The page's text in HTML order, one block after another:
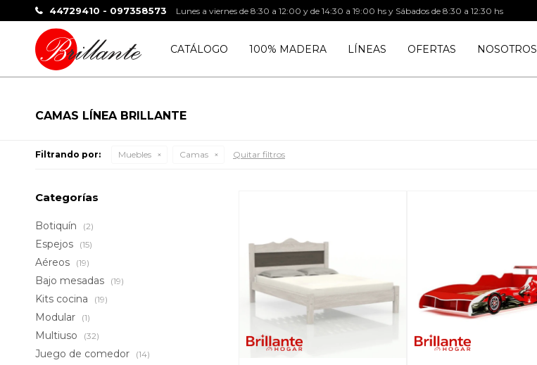
CATÁLOGO 100% MADERA LÍNEAS OFERTAS NOSOTROS
44729410 - 097358573 Lunes a viernes de 8:30 a 12:00 y de 14:30 a 19:00 hs y Sábados de 8:30 a 12:30 hs
CAMAS LÍNEA BRILLANTE
Filtrando por: Muebles Camas Quitar filtros
Categorías
Botiquín (2)
Espejos (15)
Aéreos (19)
Bajo mesadas (19)
Kits cocina (19)
Modular (1)
Multiuso (32)
Juego de comedor (14)